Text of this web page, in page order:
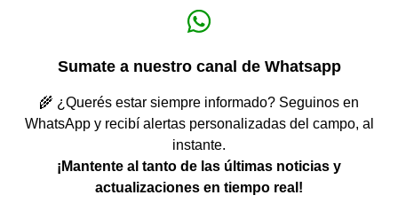
Sumate a nuestro canal de Whatsapp
🌾 ¿Querés estar siempre informado? Seguinos en
WhatsApp y recibí alertas personalizadas del campo, al
instante.
¡Mantente al tanto de las últimas noticias y
actualizaciones en tiempo real!